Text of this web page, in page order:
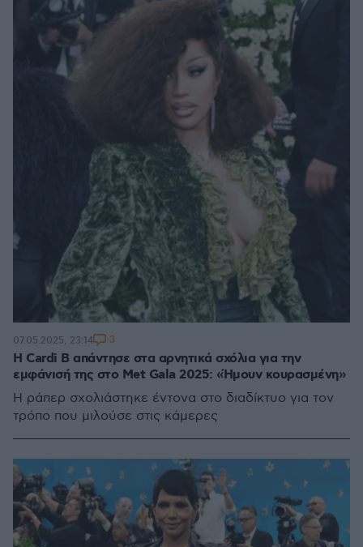
H Cardi B απάντησε στα αρνητικά σχόλια για την
εμφάνισή της στο Met Gala 2025: «Ήμουν κουρασμένη»
Η ράπερ σχολιάστηκε έντονα στο διαδίκτυο για τον
τρόπο που μιλούσε στις κάμερες
07.05.2025, 23:14 3